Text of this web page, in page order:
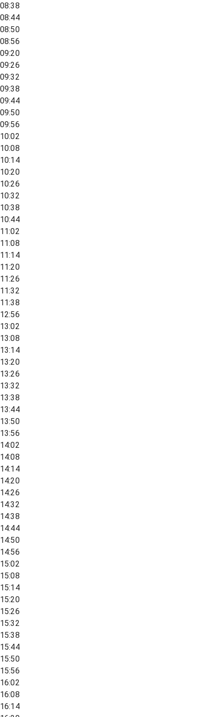
08:38
08:44
08:50
08:56
09:20
09:26
09:32
09:38
09:44
09:50
09:56
10:02
10:08
10:14
10:20
10:26
10:32
10:38
10:44
11:02
11:08
11:14
11:20
11:26
11:32
11:38
12:56
13:02
13:08
13:14
13:20
13:26
13:32
13:38
13:44
13:50
13:56
14:02
14:08
14:14
14:20
14:26
14:32
14:38
14:44
14:50
14:56
15:02
15:08
15:14
15:20
15:26
15:32
15:38
15:44
15:50
15:56
16:02
16:08
16:14